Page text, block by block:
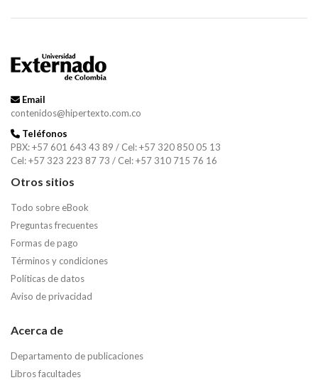
Email
contenidos@hipertexto.com.co
Teléfonos
PBX: +57 601 643 43 89 / Cel: +57 320 850 05 13
Cel: +57 323 223 87 73 / Cel: +57 310 715 76 16
Otros sitios
Todo sobre eBook
Preguntas frecuentes
Formas de pago
Términos y condiciones
Políticas de datos
Aviso de privacidad
Acerca de
Departamento de publicaciones
Libros facultades